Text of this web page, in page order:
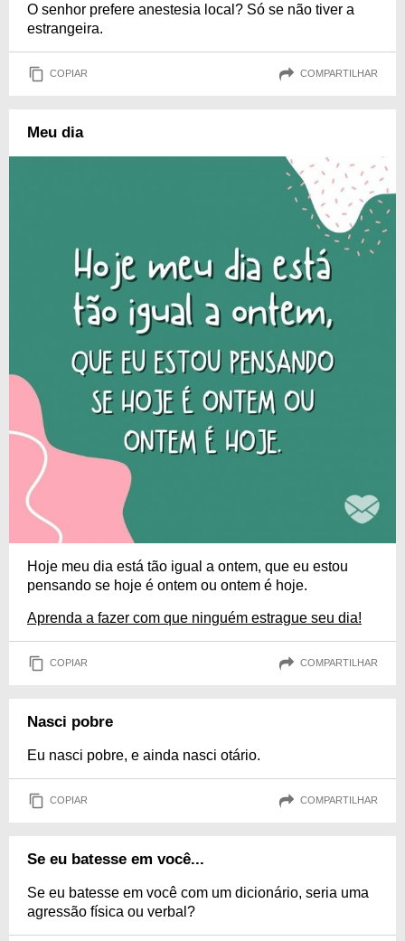
O senhor prefere anestesia local? Só se não tiver a
estrangeira.
COPIAR COMPARTILHAR
Meu dia
Hoje meu dia está tão igual a ontem, que eu estou
pensando se hoje é ontem ou ontem é hoje.
Aprenda a fazer com que ninguém estrague seu dia!
COPIAR COMPARTILHAR
Nasci pobre
Eu nasci pobre, e ainda nasci otário.
COPIAR COMPARTILHAR
Se eu batesse em você...
Se eu batesse em você com um dicionário, seria uma
agressão física ou verbal?